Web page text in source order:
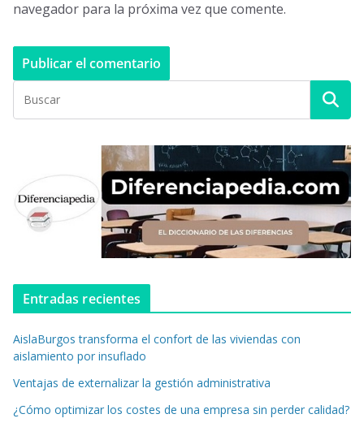
navegador para la próxima vez que comente.
Entradas recientes
AislaBurgos transforma el confort de las viviendas con
aislamiento por insuflado
Ventajas de externalizar la gestión administrativa
¿Cómo optimizar los costes de una empresa sin perder calidad?